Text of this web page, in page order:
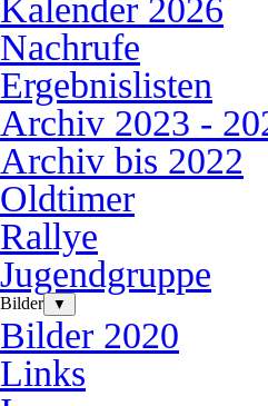
Kalender 2026
Nachrufe
Ergebnislisten
Archiv 2023 -
Archiv bis 2022
Oldtimer
Rallye
Jugendgruppe
Bilder ▼
Bilder 2020
Links